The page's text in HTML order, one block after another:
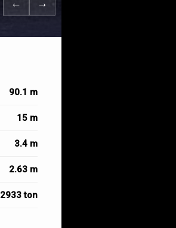
← →
90.1 m
15 m
3.4 m
2.63 m
2933 ton